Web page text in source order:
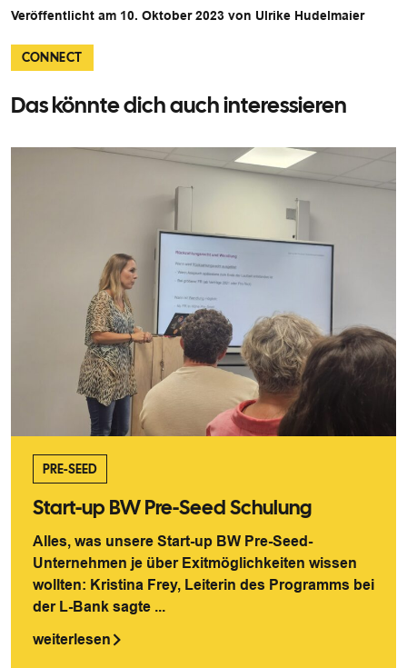
Veröffentlicht am 10. Oktober 2023 von Ulrike Hudelmaier
CONNECT
Das könnte dich auch interessieren
PRE-SEED
Start-up BW Pre-Seed Schulung
Alles, was unsere Start-up BW Pre-Seed-
Unternehmen je über Exitmöglichkeiten wissen
wollten: Kristina Frey, Leiterin des Programms bei
der L-Bank sagte ...
weiterlesen